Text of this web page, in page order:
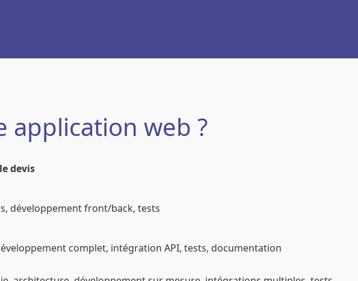
application web ?
devis
développement front/back, tests
complet, intégration API, tests, documentation